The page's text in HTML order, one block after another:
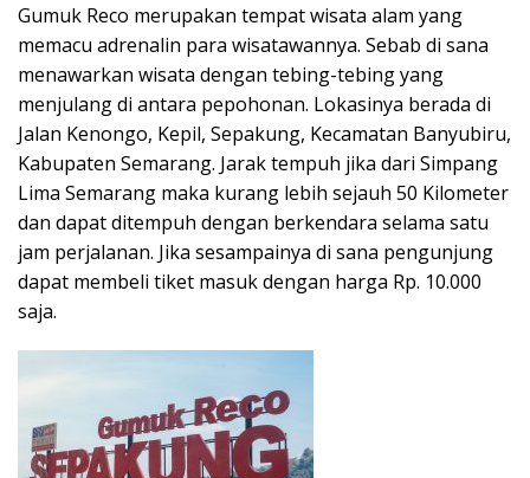
Gumuk Reco merupakan tempat wisata alam yang
memacu adrenalin para wisatawannya. Sebab di sana
menawarkan wisata dengan tebing-tebing yang
menjulang di antara pepohonan. Lokasinya berada di
Jalan Kenongo, Kepil, Sepakung, Kecamatan Banyubiru,
Kabupaten Semarang. Jarak tempuh jika dari Simpang
Lima Semarang maka kurang lebih sejauh 50 Kilometer
dan dapat ditempuh dengan berkendara selama satu
jam perjalanan. Jika sesampainya di sana pengunjung
dapat membeli tiket masuk dengan harga Rp. 10.000
saja.